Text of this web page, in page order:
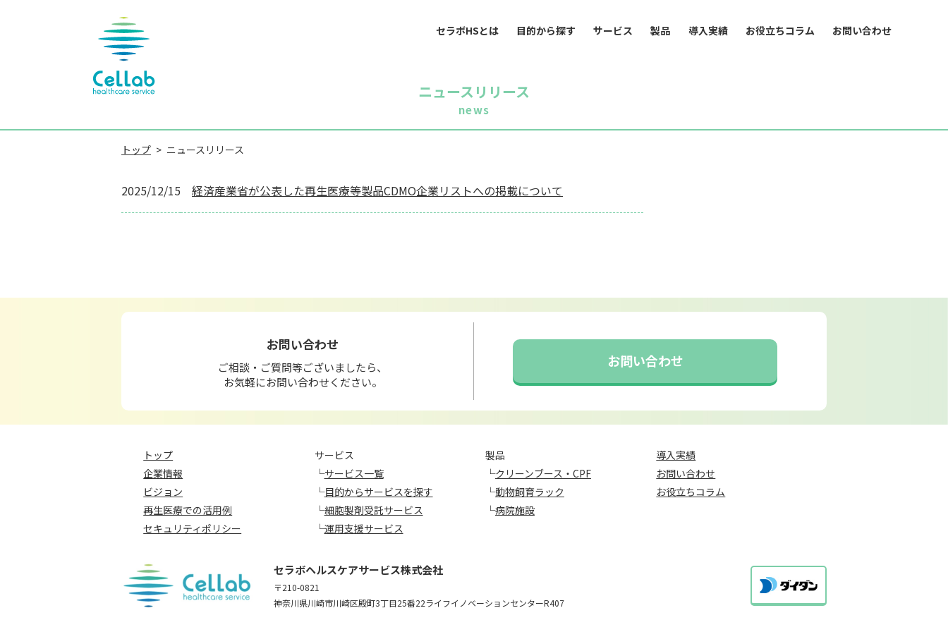
セラボHSとは 目的から探す サービス 製品 導入実績 お役立ちコラム お問い合わせ
ニュースリリース
news
トップ ニュースリリース
2025/12/15 経済産業省が公表した再生医療等製品CDMO企業リストへの掲載について
お問い合わせ
ご相談・ご質問等ございましたら、
お気軽にお問い合わせください。
お問い合わせ
トップ
企業情報
ビジョン
再生医療での活用例
セキュリティポリシー
サービス
└サービス一覧
└目的からサービスを探す
└細胞製剤受託サービス
└運用支援サービス
製品
└クリーンブース・CPF
└動物飼育ラック
└病院施設
導入実績
お問い合わせ
お役立ちコラム
セラボヘルスケアサービス株式会社
〒210-0821
神奈川県川崎市川崎区殿町3丁目25番22ライフイノベーションセンターR407